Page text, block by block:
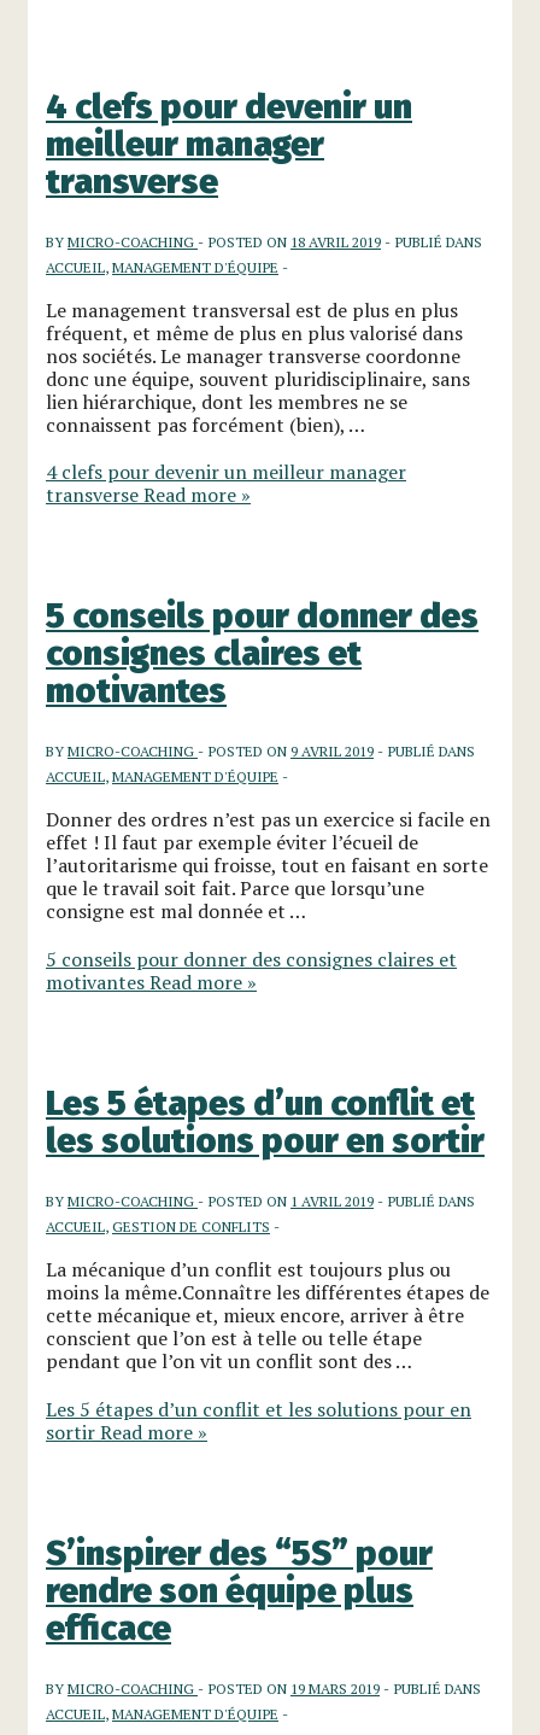
4 clefs pour devenir un
meilleur manager
transverse
BY MICRO-COACHING POSTED ON 18 AVRIL 2019
PUBLIÉ DANS
ACCUEIL, MANAGEMENT D'ÉQUIPE
Le management transversal est de plus en plus
fréquent, et même de plus en plus valorisé dans
nos sociétés. Le manager transverse coordonne
donc une équipe, souvent pluridisciplinaire, sans
lien hiérarchique, dont les membres ne se
connaissent pas forcément (bien), …
4 clefs pour devenir un meilleur manager
transverseRead more »
5 conseils pour donner des
consignes claires et
motivantes
BY MICRO-COACHING POSTED ON 9 AVRIL 2019
PUBLIÉ DANS
ACCUEIL, MANAGEMENT D'ÉQUIPE
Donner des ordres n’est pas un exercice si facile en
effet ! Il faut par exemple éviter l’écueil de
l’autoritarisme qui froisse, tout en faisant en sorte
que le travail soit fait. Parce que lorsqu’une
consigne est mal donnée et …
5 conseils pour donner des consignes claires et
motivantesRead more »
Les 5 étapes d’un conflit et
les solutions pour en sortir
BY MICRO-COACHING POSTED ON 1 AVRIL 2019
PUBLIÉ DANS
ACCUEIL, GESTION DE CONFLITS
La mécanique d’un conflit est toujours plus ou
moins la même.Connaître les différentes étapes de
cette mécanique et, mieux encore, arriver à être
conscient que l’on est à telle ou telle étape
pendant que l’on vit un conflit sont des …
Les 5 étapes d’un conflit et les solutions pour en
sortirRead more »
S’inspirer des “5S” pour
rendre son équipe plus
efficace
BY MICRO-COACHING POSTED ON 19 MARS 2019
PUBLIÉ DANS
ACCUEIL, MANAGEMENT D'ÉQUIPE